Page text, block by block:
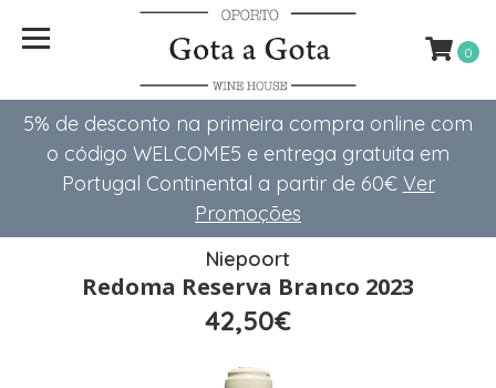
5% de desconto na primeira compra online com
o código WELCOME5 e entrega gratuita em
Portugal Continental a partir de 60€ Ver
Promoções
0
Niepoort
Redoma Reserva Branco 2023
42,50€